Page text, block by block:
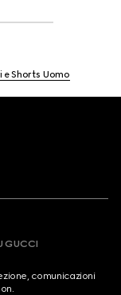
e Shorts Uomo
GUCCI
comunicazioni